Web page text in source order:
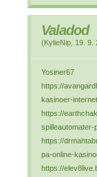
Valadod
(KylieNip 19. 9.
Yosiner67
https://
kasinoer-
https://
spilleautomater-
https://
pa-online-
https://